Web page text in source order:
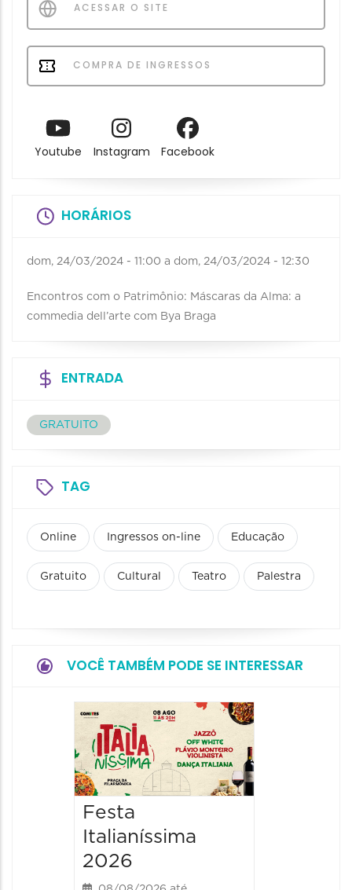
ACESSAR O SITE
COMPRA DE INGRESSOS
Youtube Instagram Facebook
HORÁRIOS
dom, 24/03/2024 - 11:00 a dom, 24/03/2024 - 12:30
Encontros com o Patrimônio: Máscaras da Alma: a
commedia dell’arte com Bya Braga
ENTRADA
GRATUITO
TAG
Online Ingressos on-line Educação
Gratuito Cultural Teatro Palestra
VOCÊ TAMBÉM PODE SE INTERESSAR
Festa
Italianíssima
2026